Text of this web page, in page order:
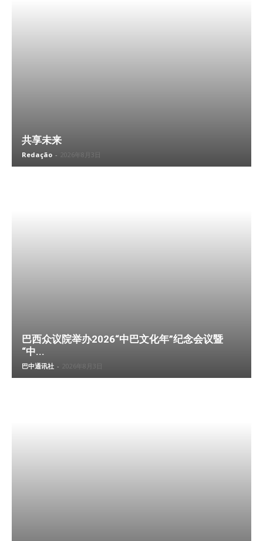
共享未来
Redação - 2026年8月3日
巴西众议院举办2026“中巴文化年”纪念会议暨
“中...
巴中通讯社 - 2026年8月3日